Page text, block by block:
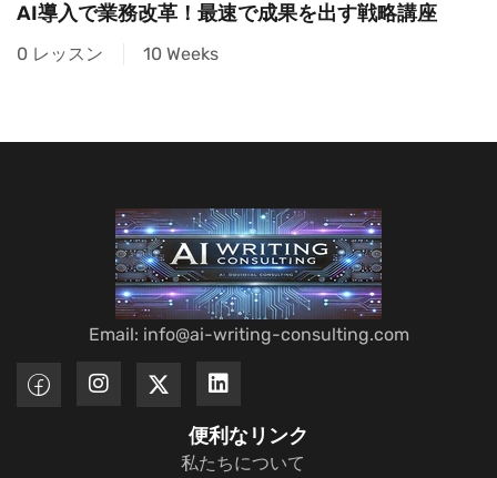
AI導入で業務改革！最速で成果を出す戦略講座
0 レッスン 10 Weeks
Email: info@ai-writing-consulting.com
便利なリンク
私たちについて